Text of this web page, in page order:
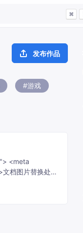
⌘
发布作品
#游戏